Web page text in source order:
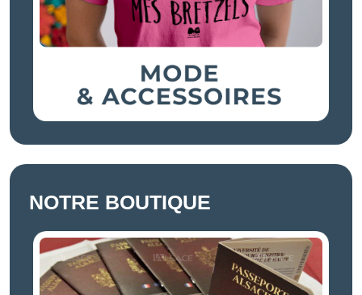
NOTRE BOUTIQUE